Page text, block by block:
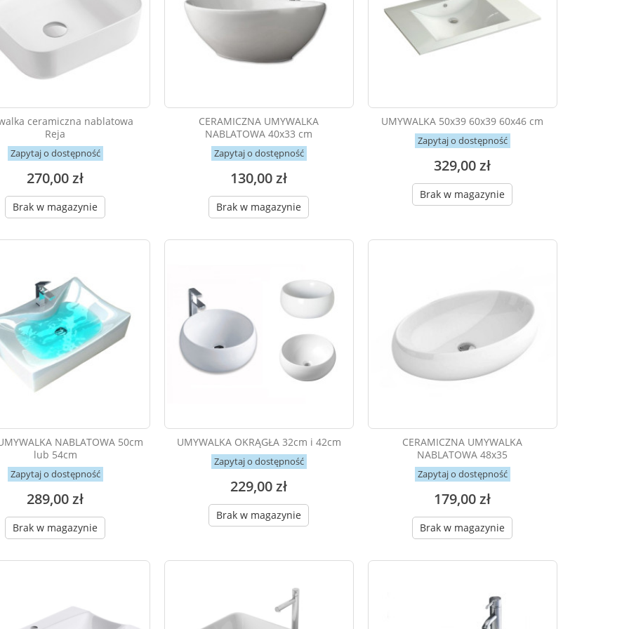
ceramiczna nablatowa
Reja
Zapytaj o dostępność
270,00 zł
Brak w magazynie
CERAMICZNA UMYWALKA
NABLATOWA 40x33 cm
Zapytaj o dostępność
130,00 zł
Brak w magazynie
UMYWALKA 50x39 60x39 60x46 cm
Zapytaj o dostępność
329,00 zł
Brak w magazynie
NABLATOWA 50cm
lub 54cm
Zapytaj o dostępność
289,00 zł
Brak w magazynie
UMYWALKA OKRĄGŁA 32cm i 42cm
Zapytaj o dostępność
229,00 zł
Brak w magazynie
CERAMICZNA UMYWALKA
NABLATOWA 48x35
Zapytaj o dostępność
179,00 zł
Brak w magazynie